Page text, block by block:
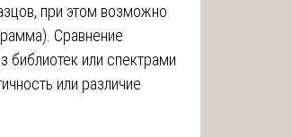
при этом возможно
Сравнение
библиотек или спектрами
или различие